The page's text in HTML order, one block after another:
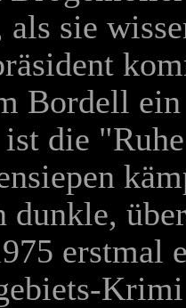
als sie
Bordell ein
die
dunkle,
erstmal